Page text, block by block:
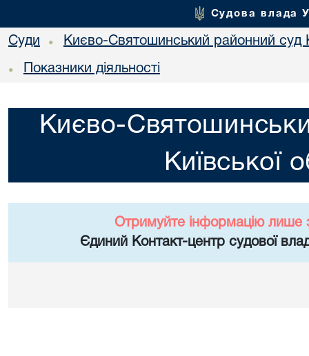
Судова влада
Суди • Києво-Святошинський районний суд
• Показники діяльності
Києво-
Київської
Отримуйте інформацію лише
Єдиний Контакт-центр судової